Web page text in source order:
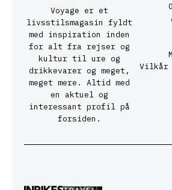
Voyage er et
livsstilsmagasin fyldt
med inspiration inden
for alt fra rejser og
kultur til ure og
drikkevarer og meget,
meget mere. Altid med
en aktuel og
interessant profil på
forsiden.
Vilkår